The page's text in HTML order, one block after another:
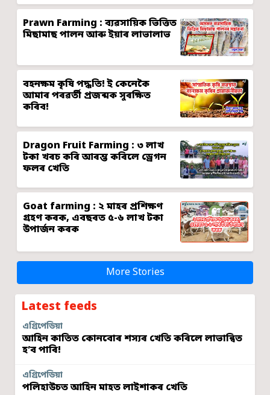
Prawn Farming : ব্যৱসায়িক ভিত্তিত
মিছামাছ পালন আৰু ইয়াৰ লাভালাভ
বহনক্ষম কৃষি পদ্ধতি! ই কেনেকৈ
আমাৰ পৰৱৰ্তী প্ৰজন্মক সুৰক্ষিত
কৰিব!
Dragon Fruit Farming : ৩ লাখ
টকা খৰচ কৰি আৰম্ভ কৰিলে ড্ৰেগন
ফলৰ খেতি
Goat farming : ২ মাহৰ প্ৰশিক্ষণ
গ্ৰহণ কৰক, এবছৰত ৫-৬ লাখ টকা
উপাৰ্জন কৰক
More Stories
Latest feeds
এগ্ৰিপেডিয়া
আহিন কাতিত কোনবোৰ শস্যৰ খেতি কৰিলে লাভান্বিত
হ’ব পাৰি!
এগ্ৰিপেডিয়া
পলিহাউচত আহিন মাহত লাইশাকৰ খেতি